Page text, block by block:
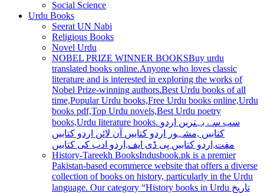
Social Science
Urdu Books
Seerat UN Nabi
Religious Books
Novel Urdu
NOBEL PRIZE WINNER BOOKSBuy urdu
translated books online.Anyone who loves classic
literature and is interested in exploring the works of
Nobel Prize-winning authors.Best Urdu books of all
time,Popular Urdu books,Free Urdu books online,Urdu
books pdf,Top Urdu novels,Best Urdu poetry
books,Urdu literature books. سب سے بہترین اردو
کتابیں ,مشہور اردو کتابیں آن لائن اردو کتابیں
مفت,اردو کتابیں پی ڈی ایف,اردو ادب کی کتابیں
History-Tareekh BooksIndusbook.pk is a premier
Pakistan-based ecommerce website that offers a diverse
collection of books on history, particularly in the Urdu
language. Our category “History books in Urdu تاریخ